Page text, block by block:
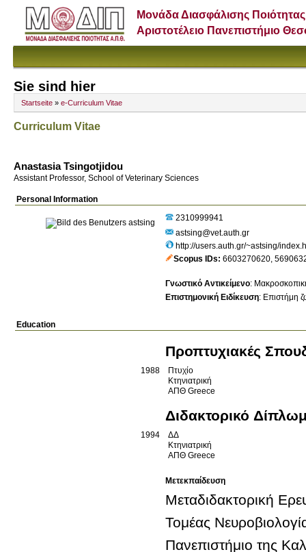
Μονάδα Διασφάλισης Ποιότητας
Αριστοτέλειο Πανεπιστήμιο
Sie sind hier
Startseite » e-Curriculum Vitae
Curriculum Vitae
Anastasia Tsingotjidou
Assistant Professor, School of Veterinary Sciences
Personal Information
2310999941
astsing@vet.auth.gr
http://users.auth.gr/~astsing/
Scopus IDs 6603270620,
Γνωστικό Αντικείμενο:
Επιστημονική Ειδίκευση: Επιστήμη
Education
Προπτυχιακές
1988
Πτυχίο
Κτηνιατρική
ΑΠΘ Greece
Διδακτορικό
1994
ΔΔ
Κτηνιατρική
ΑΠΘ Greece
Μετεκπαίδευση